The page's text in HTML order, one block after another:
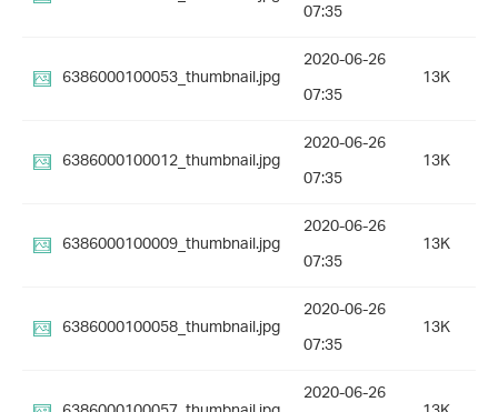
07:35
6386000100053_thumbnail.jpg
2020-06-26
07:35
13K
6386000100012_thumbnail.jpg
2020-06-26
07:35
13K
6386000100009_thumbnail.jpg
2020-06-26
07:35
13K
6386000100058_thumbnail.jpg
2020-06-26
07:35
13K
2020-06-26